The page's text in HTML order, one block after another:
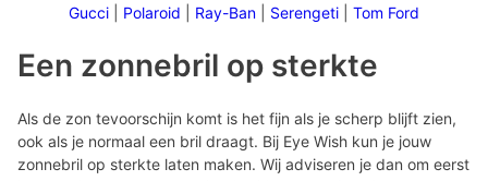
Gucci
Polaroid Ray-Ban Serengeti Tom Ford
Een zonnebril op sterkte
Als de zon tevoorschijn komt is het fijn als je scherp blijft zien,
ook als je normaal een bril draagt. Bij Eye Wish kun je jouw
zonnebril op sterkte laten maken. Wij adviseren je dan om eerst